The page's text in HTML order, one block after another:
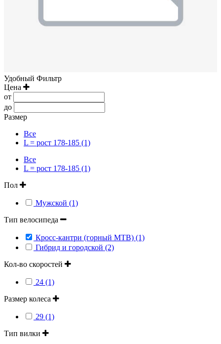
Удобный Фильтр
Цена
от
до
Размер
Все
L = рост 178-185 (1)
Все
L = рост 178-185 (1)
Пол
Мужской (1)
Тип велосипеда
Кросс-кантри (горный MTB) (1)
Гибрид и городской (2)
Кол-во скоростей
24 (1)
Размер колеса
29 (1)
Тип вилки